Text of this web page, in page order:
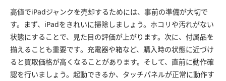
高値でiPadジャンクを売却するためには、事前の準備が大切で
す。まず、iPadをきれいに掃除しましょう。ホコリや汚れがない
状態にすることで、見た目の評価が上がります。次に、付属品を
揃えることも重要です。充電器や箱など、購入時の状態に近づけ
ると買取価格が高くなることがあります。そして、直前に動作確
認を行いましょう。起動できるか、タッチパネルが正常に動作す